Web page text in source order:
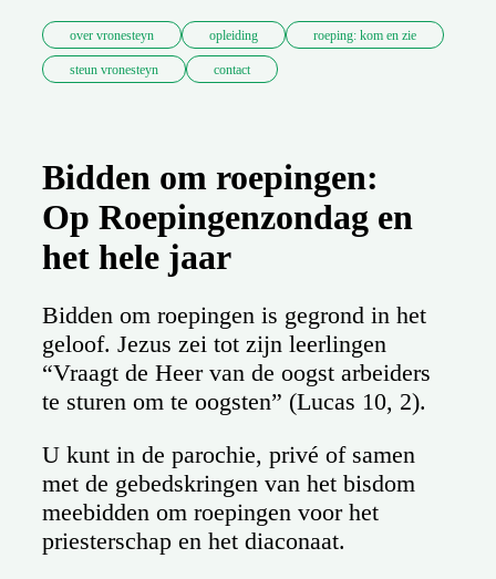
over vronesteyn opleiding roeping: kom en zie
steun vronesteyn contact
Bidden om roepingen:
Op Roepingenzondag en
het hele jaar
Bidden om roepingen is gegrond in het
geloof. Jezus zei tot zijn leerlingen
“Vraagt de Heer van de oogst arbeiders
te sturen om te oogsten” (Lucas 10, 2).
U kunt in de parochie, privé of samen
met de gebedskringen van het bisdom
meebidden om roepingen voor het
priesterschap en het diaconaat.